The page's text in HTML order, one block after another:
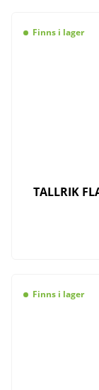
Finns i lager
TALLRIK
Finns i lager